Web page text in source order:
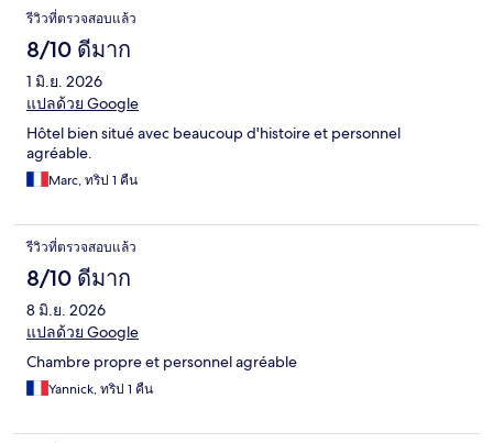
รีวิวที่ตรวจสอบแล้ว
8/10 ดีมาก
1 มิ.ย. 2026
แปลด้วย Google
Hôtel bien situé avec beaucoup d'histoire et personnel
agréable.
Marc, ทริป 1 คืน
รีวิวที่ตรวจสอบแล้ว
8/10 ดีมาก
8 มิ.ย. 2026
แปลด้วย Google
Chambre propre et personnel agréable
Yannick, ทริป 1 คืน